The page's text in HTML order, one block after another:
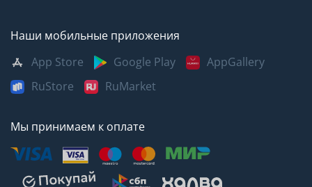
Наши мобильные приложения
App Store
Google Play
AppGallery
RuStore
RuMarket
Мы принимаем к оплате